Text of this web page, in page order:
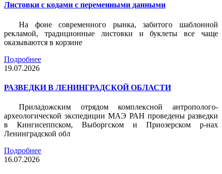
Листовки c кодами с переменными данными
На фоне современного рынка, забитого шаблонной
рекламой, традиционные листовки и буклеты все чаще
оказываются в корзине
Подробнее
19.07.2026
РАЗВЕДКИ В ЛЕНИНГРАДСКОЙ ОБЛАСТИ
Приладожским отрядом комплексной антрополого-
археологической экспедиции МАЭ РАН проведены разведки
в Кингисеппском, Выборгском и Приозерском р-нах
Ленинградской обл
Подробнее
16.07.2026